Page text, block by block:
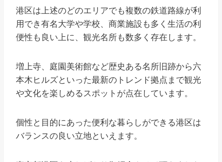
港区は上述のどのエリアでも複数の鉄道路線が利
用でき有名大学や学校、商業施設も多く生活の利
便性も良い上に、観光名所も数多く存在します。
増上寺、庭園美術館など歴史ある名所旧跡から六
本木ヒルズといった最新のトレンド拠点まで観光
や文化を楽しめるスポットが点在しています。
個性と目的にあった便利な暮らしができる港区は
バランスの良い立地といえます。